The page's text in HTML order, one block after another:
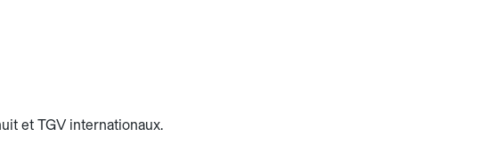
et TGV internationaux.